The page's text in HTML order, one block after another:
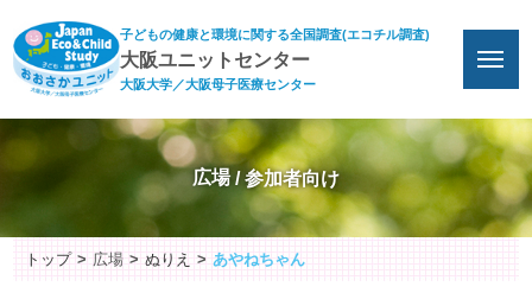
子どもの健康と環境に関する全国調査(エコチル調査)
大阪ユニットセンター
大阪大学／大阪母子医療センター
広場
トップ 広場 ぬりえ あやねちゃん